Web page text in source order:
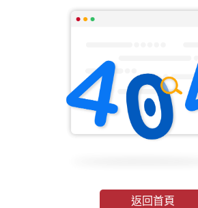
返回首頁